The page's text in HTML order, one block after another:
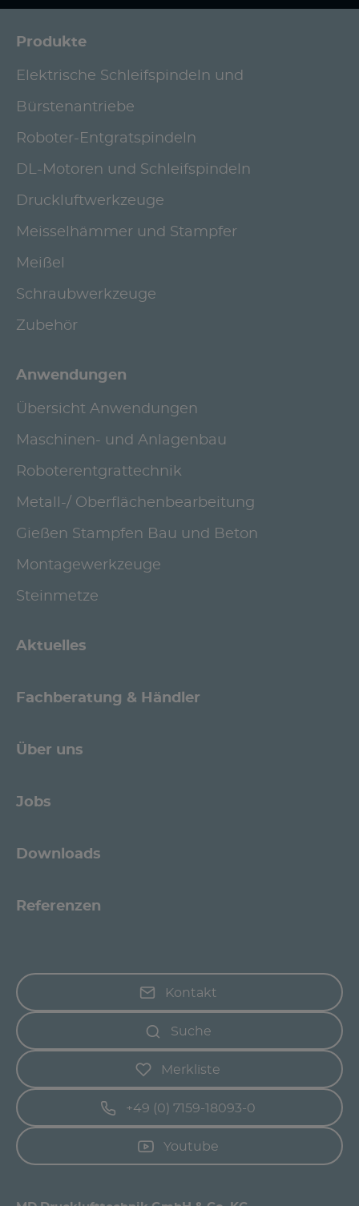
Produkte
Elektrische Schleifspindeln und
Bürstenantriebe
Roboter-Entgratspindeln
DL-Motoren und Schleifspindeln
Druckluftwerkzeuge
Meisselhämmer und Stampfer
Meißel
Schraubwerkzeuge
Zubehör
Anwendungen
Übersicht Anwendungen
Maschinen- und Anlagenbau
Roboterentgrattechnik
Metall-/ Oberflächenbearbeitung
Gießen Stampfen Bau und Beton
Montagewerkzeuge
Steinmetze
Aktuelles
Fachberatung & Händler
Über uns
Jobs
Downloads
Referenzen
Kontakt
Suche
Merkliste
+49 (0) 7159-18093-0
Youtube